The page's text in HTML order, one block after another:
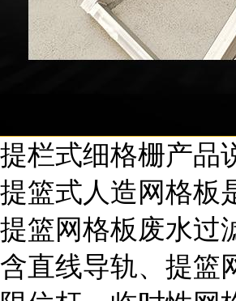
提栏式细格栅产品
提篮式人造网格板
提篮网格板废水过
含直线导轨、提篮